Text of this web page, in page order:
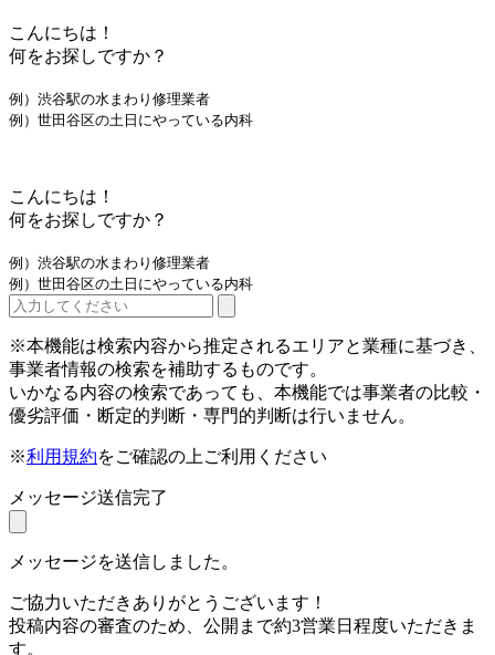
こんにちは！
何をお探しですか？
例）渋谷駅の水まわり修理業者
例）世田谷区の土日にやっている内科
こんにちは！
何をお探しですか？
例）渋谷駅の水まわり修理業者
例）世田谷区の土日にやっている内科
※本機能は検索内容から推定されるエリアと業種に基づき、
事業者情報の検索を補助するものです。
いかなる内容の検索であっても、本機能では事業者の比較・
優劣評価・断定的判断・専門的判断は行いません。
※利用規約をご確認の上ご利用ください
メッセージ送信完了
メッセージを送信しました。
ご協力いただきありがとうございます！
投稿内容の審査のため、公開まで約3営業日程度いただきま
す。